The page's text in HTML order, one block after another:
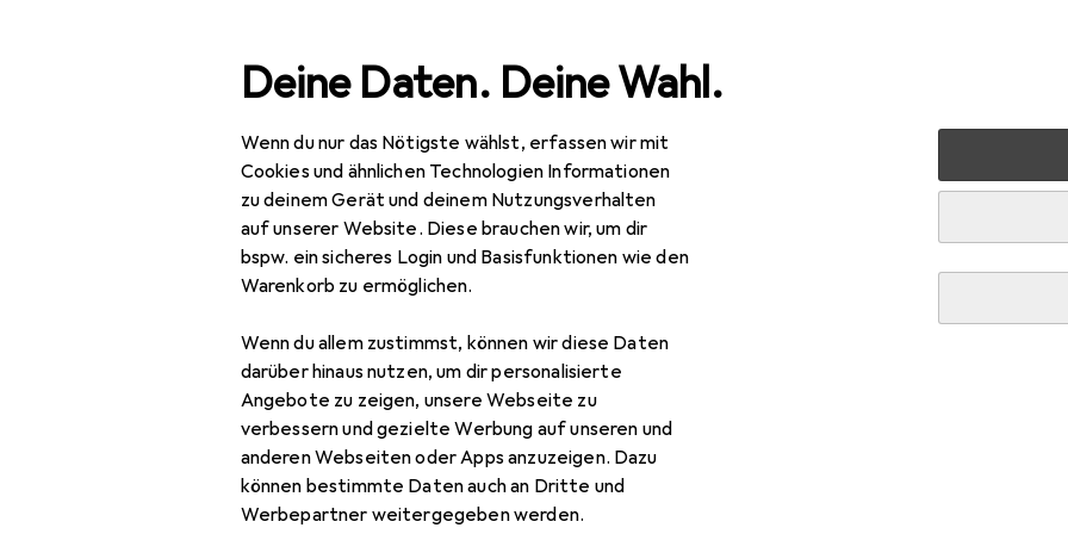
Deine Daten. Deine Wahl.
Wenn du nur das Nötigste wählst, erfassen wir mit
Cookies und ähnlichen Technologien Informationen
zu deinem Gerät und deinem Nutzungsverhalten
auf unserer Website. Diese brauchen wir, um dir
bspw. ein sicheres Login und Basisfunktionen wie den
Warenkorb zu ermöglichen.
Wenn du allem zustimmst, können wir diese Daten
darüber hinaus nutzen, um dir personalisierte
Angebote zu zeigen, unsere Webseite zu
verbessern und gezielte Werbung auf unseren und
anderen Webseiten oder Apps anzuzeigen. Dazu
können bestimmte Daten auch an Dritte und
Werbepartner weitergegeben werden.
Navigation nach Kategorien Gesamtsortiment Mode Alles in Mode